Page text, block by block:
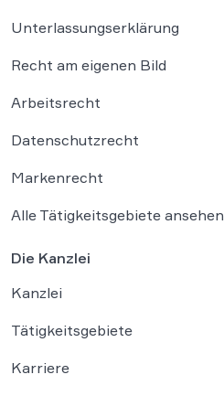
Unterlassungserklärung
Recht am eigenen Bild
Arbeitsrecht
Datenschutzrecht
Markenrecht
Alle Tätigkeitsgebiete ansehen
Die Kanzlei
Kanzlei
Tätigkeitsgebiete
Karriere